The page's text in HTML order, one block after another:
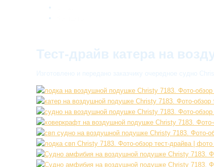
Тест-драйв катера на
Изготовлено и передано заказчику очередное судно